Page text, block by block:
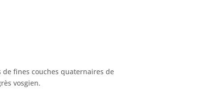
de fines couches quaternaires de
vosgien.